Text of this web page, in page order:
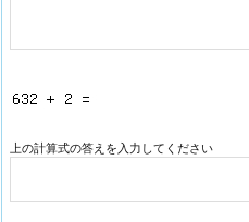
上の計算式の答えを入力してください